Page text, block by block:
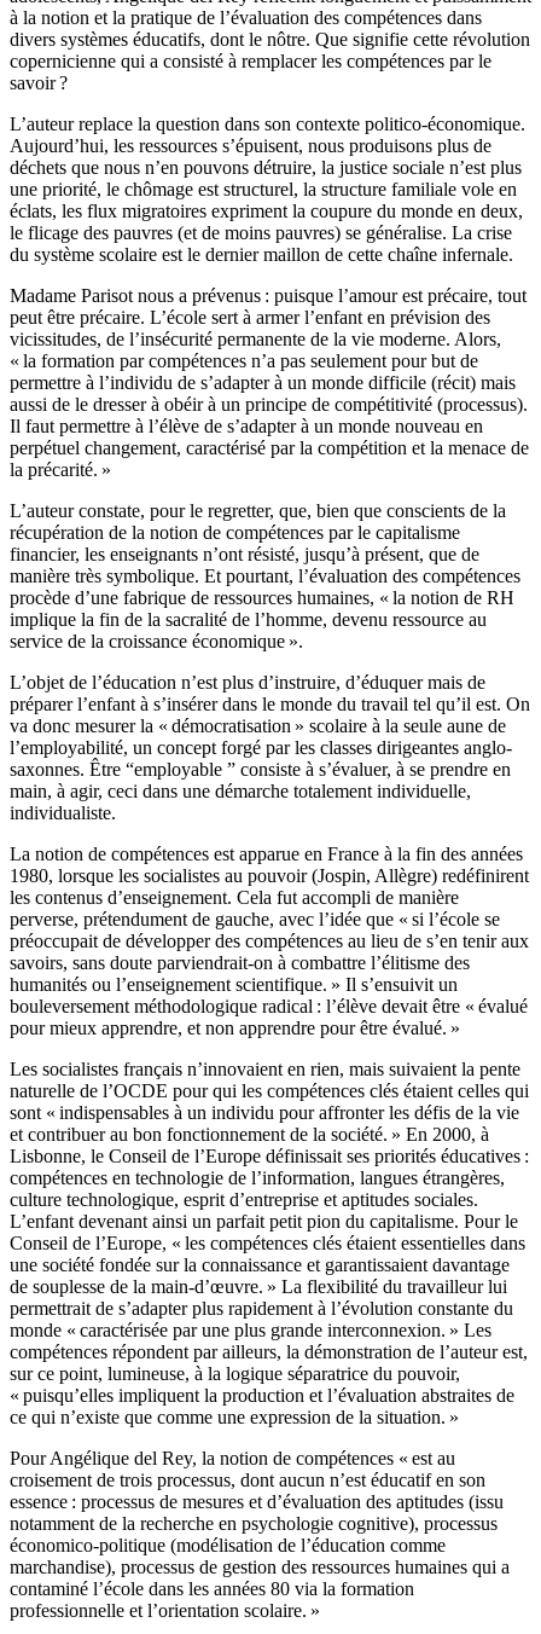
à la notion et la pratique de l’évaluation des compétences dans
divers systèmes éducatifs, dont le nôtre. Que signifie cette révolution
copernicienne qui a consisté à remplacer les compétences par le
savoir ?
L’auteur replace la question dans son contexte politico-économique.
Aujourd’hui, les ressources s’épuisent, nous produisons plus de
déchets que nous n’en pouvons détruire, la justice sociale n’est plus
une priorité, le chômage est structurel, la structure familiale vole en
éclats, les flux migratoires expriment la coupure du monde en deux,
le flicage des pauvres (et de moins pauvres) se généralise. La crise
du système scolaire est le dernier maillon de cette chaîne infernale.
Madame Parisot nous a prévenus : puisque l’amour est précaire, tout
peut être précaire. L’école sert à armer l’enfant en prévision des
vicissitudes, de l’insécurité permanente de la vie moderne. Alors,
« la formation par compétences n’a pas seulement pour but de
permettre à l’individu de s’adapter à un monde difficile (récit) mais
aussi de le dresser à obéir à un principe de compétitivité (processus).
Il faut permettre à l’élève de s’adapter à un monde nouveau en
perpétuel changement, caractérisé par la compétition et la menace de
la précarité. »
L’auteur constate, pour le regretter, que, bien que conscients de la
récupération de la notion de compétences par le capitalisme
financier, les enseignants n’ont résisté, jusqu’à présent, que de
manière très symbolique. Et pourtant, l’évaluation des compétences
procède d’une fabrique de ressources humaines, « la notion de RH
implique la fin de la sacralité de l’homme, devenu ressource au
service de la croissance économique ».
L’objet de l’éducation n’est plus d’instruire, d’éduquer mais de
préparer l’enfant à s’insérer dans le monde du travail tel qu’il est. On
va donc mesurer la « démocratisation » scolaire à la seule aune de
l’employabilité, un concept forgé par les classes dirigeantes anglo-
saxonnes. Être “employable ” consiste à s’évaluer, à se prendre en
main, à agir, ceci dans une démarche totalement individuelle,
individualiste.
La notion de compétences est apparue en France à la fin des années
1980, lorsque les socialistes au pouvoir (Jospin, Allègre) redéfinirent
les contenus d’enseignement. Cela fut accompli de manière
perverse, prétendument de gauche, avec l’idée que « si l’école se
préoccupait de développer des compétences au lieu de s’en tenir aux
savoirs, sans doute parviendrait-on à combattre l’élitisme des
humanités ou l’enseignement scientifique. » Il s’ensuivit un
bouleversement méthodologique radical : l’élève devait être « évalué
pour mieux apprendre, et non apprendre pour être évalué. »
Les socialistes français n’innovaient en rien, mais suivaient la pente
naturelle de l’OCDE pour qui les compétences clés étaient celles qui
sont « indispensables à un individu pour affronter les défis de la vie
et contribuer au bon fonctionnement de la société. » En 2000, à
Lisbonne, le Conseil de l’Europe définissait ses priorités éducatives :
compétences en technologie de l’information, langues étrangères,
culture technologique, esprit d’entreprise et aptitudes sociales.
L’enfant devenant ainsi un parfait petit pion du capitalisme. Pour le
Conseil de l’Europe, « les compétences clés étaient essentielles dans
une société fondée sur la connaissance et garantissaient davantage
de souplesse de la main-d’œuvre. » La flexibilité du travailleur lui
permettrait de s’adapter plus rapidement à l’évolution constante du
monde « caractérisée par une plus grande interconnexion. » Les
compétences répondent par ailleurs, la démonstration de l’auteur est,
sur ce point, lumineuse, à la logique séparatrice du pouvoir,
« puisqu’elles impliquent la production et l’évaluation abstraites de
ce qui n’existe que comme une expression de la situation. »
Pour Angélique del Rey, la notion de compétences « est au
croisement de trois processus, dont aucun n’est éducatif en son
essence : processus de mesures et d’évaluation des aptitudes (issu
notamment de la recherche en psychologie cognitive), processus
économico-politique (modélisation de l’éducation comme
marchandise), processus de gestion des ressources humaines qui a
contaminé l’école dans les années 80 via la formation
professionnelle et l’orientation scolaire. »